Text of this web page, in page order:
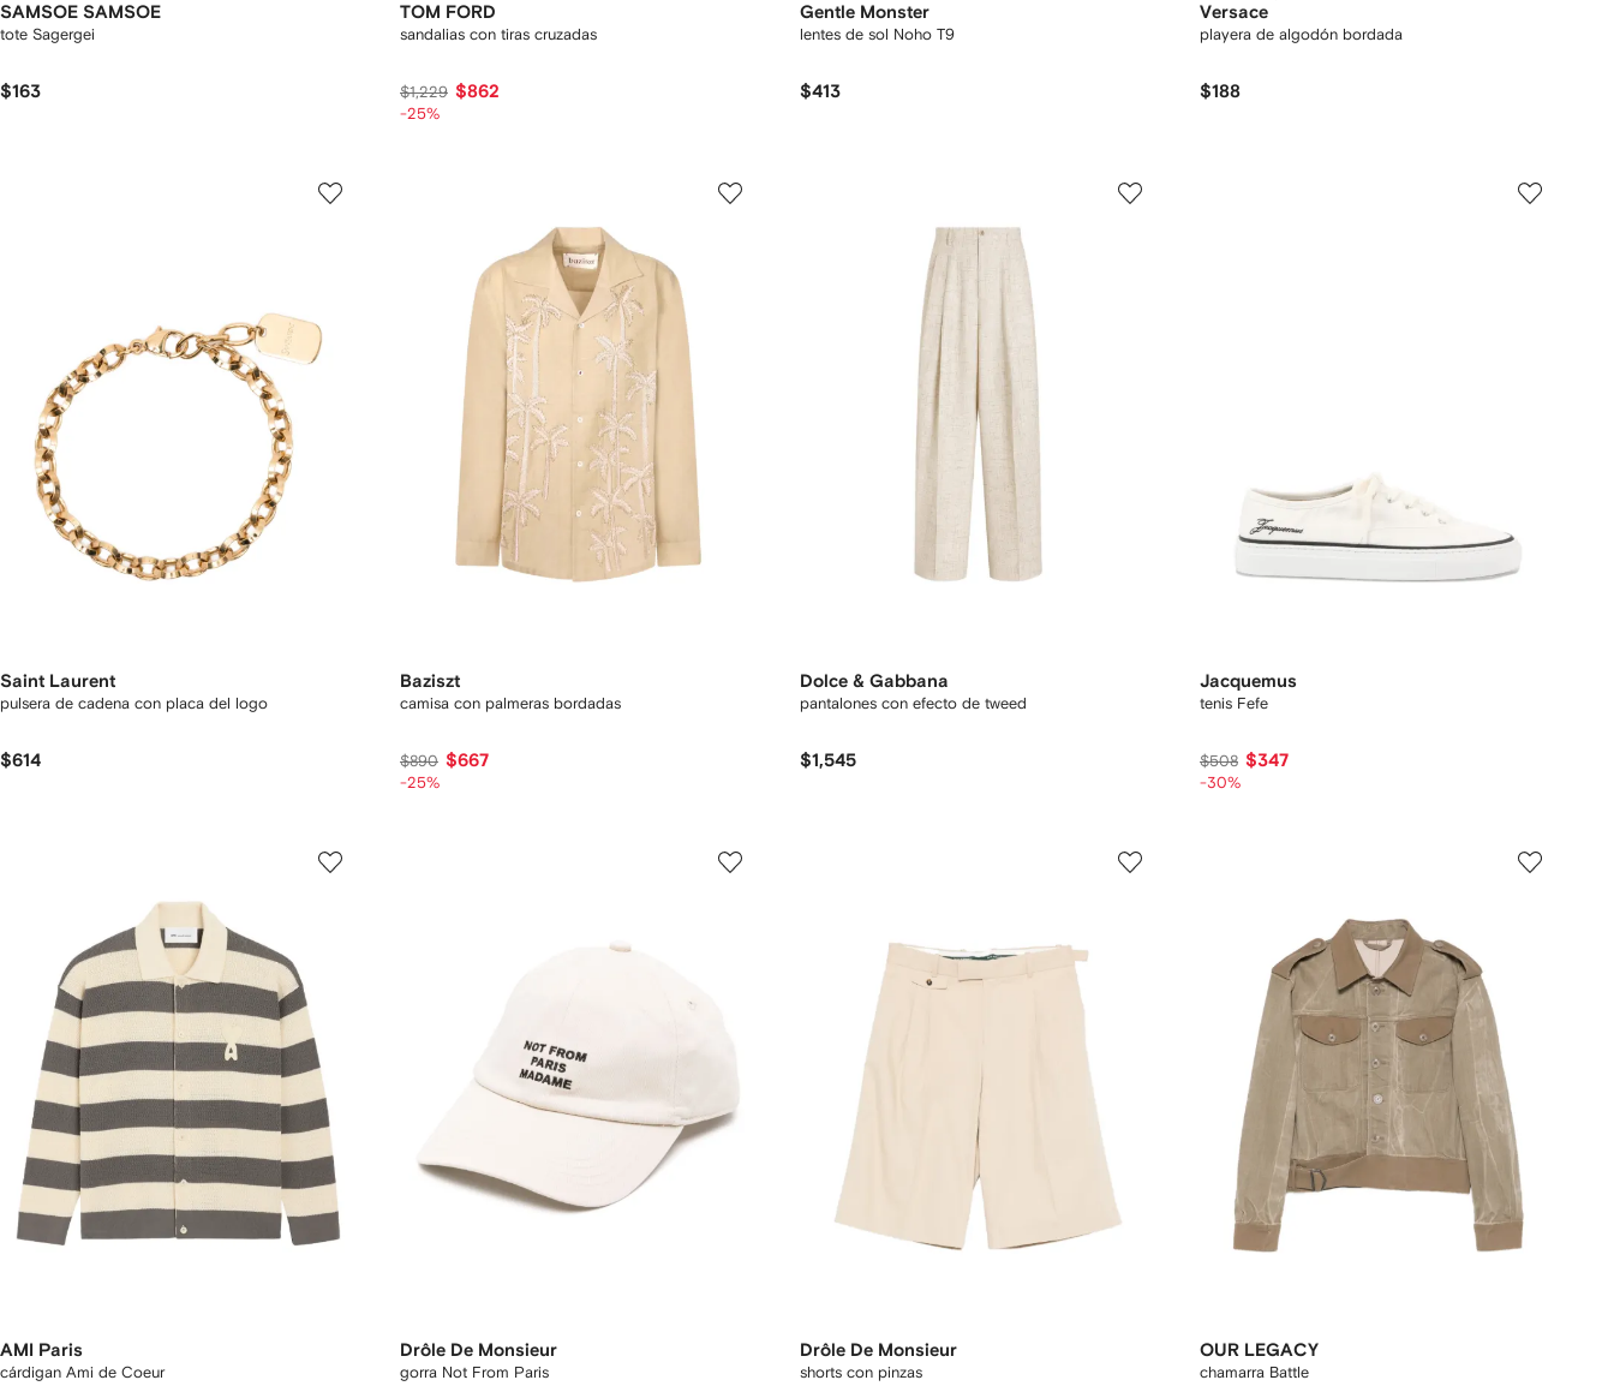
SAMSOE SAMSOE
tote Sagergei
$163
TOM FORD
sandalias con tiras cruzadas
$1,229 $862
-25%
Gentle Monster
lentes de sol Noho T9
$413
Versace
playera de algodón bordada
$188
Saint Laurent
pulsera de cadena con placa del logo
$614
Baziszt
camisa con palmeras bordadas
$890 $667
-25%
Dolce & Gabbana
pantalones con efecto de tweed
$1,545
Jacquemus
tenis Fefe
$508 $347
-30%
AMI Paris
cárdigan Ami de Coeur
Drôle De Monsieur
gorra Not From Paris
Drôle De Monsieur
shorts con pinzas
OUR LEGACY
chamarra Battle